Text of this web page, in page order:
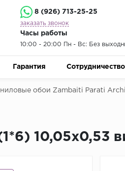
8 (926) 713-25-25
заказать звонок
Часы работы
10:00 - 20:00 Пн - Вс: Без
Гарантия Сотрудничество
обои Zambaiti Parati
10,05x0,53